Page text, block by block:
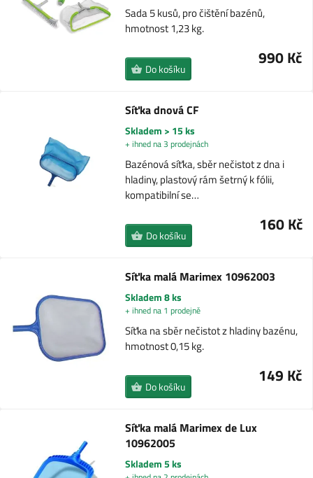
Sada 5 kusů, pro čištění bazénů,
hmotnost 1,23 kg.
990 Kč
Do košíku
Síťka dnová CF
Skladem > 15 ks
+ ihned na 3 prodejnách
Bazénová síťka, sběr nečistot z dna i
hladiny, plastový rám šetrný k fólii,
kompatibilní se…
160 Kč
Do košíku
Síťka malá Marimex 10962003
Skladem 8 ks
+ ihned na 1 prodejně
Síťka na sběr nečistot z hladiny bazénu,
hmotnost 0,15 kg.
149 Kč
Do košíku
Síťka malá Marimex de Lux
10962005
Skladem 5 ks